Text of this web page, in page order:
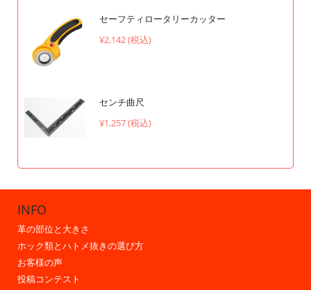
セーフティロータリーカッター
¥2,142 (税込)
センチ曲尺
¥1,257 (税込)
INFO
革の部位と大きさ
ホック類とハトメ抜きの選び方
お客様の声
投稿コンテスト